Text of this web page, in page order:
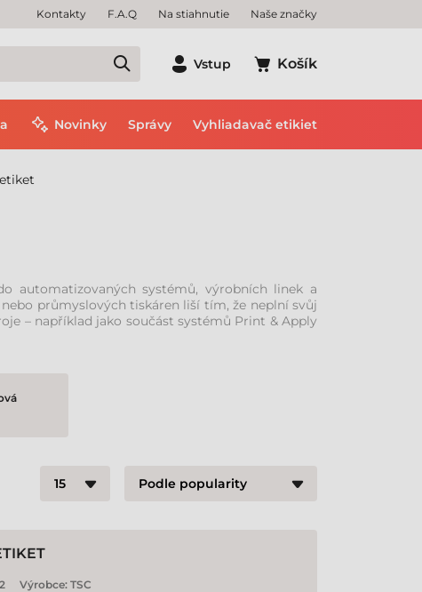
Kontakty F.A.Q Na stiahnutie Naše značky
Vstup Košík
Novinky Správy Vyhliadavač etikiet
automatizovaných systémů, výrobních linek a
průmyslových tiskáren liší tím, že neplní svůj
– například jako součást systémů Print & Apply
Výrobce: TSC